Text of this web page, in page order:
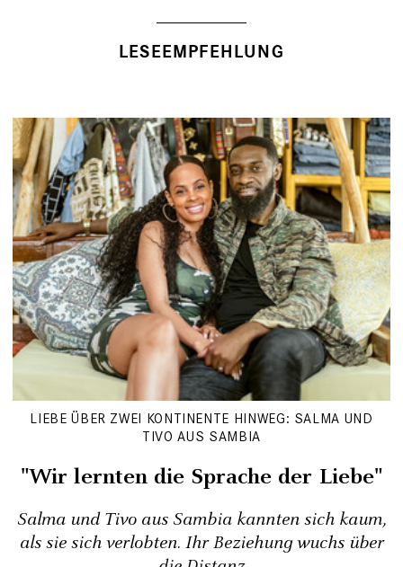
LESEEMPFEHLUNG
LIEBE ÜBER ZWEI KONTINENTE HINWEG: SALMA UND
TIVO AUS SAMBIA
"Wir lernten die Sprache der Liebe"
Salma und Tivo aus Sambia kannten sich kaum,
als sie sich verlobten. Ihr Beziehung wuchs über